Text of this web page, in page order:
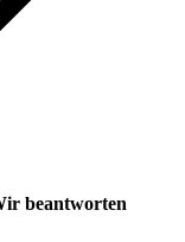
beantworten